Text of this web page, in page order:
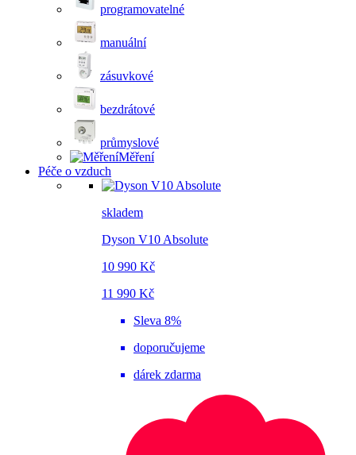
programovatelné
manuální
zásuvkové
bezdrátové
průmyslové
Měření
Péče o vzduch
skladem
Dyson V10 Absolute
10 990 Kč
11 990 Kč
Sleva 8%
doporučujeme
dárek zdarma